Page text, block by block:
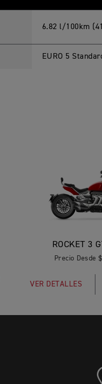
6.82 l/100km
EURO 5
ROCKET 3
Precio Desde
VER DETALLES